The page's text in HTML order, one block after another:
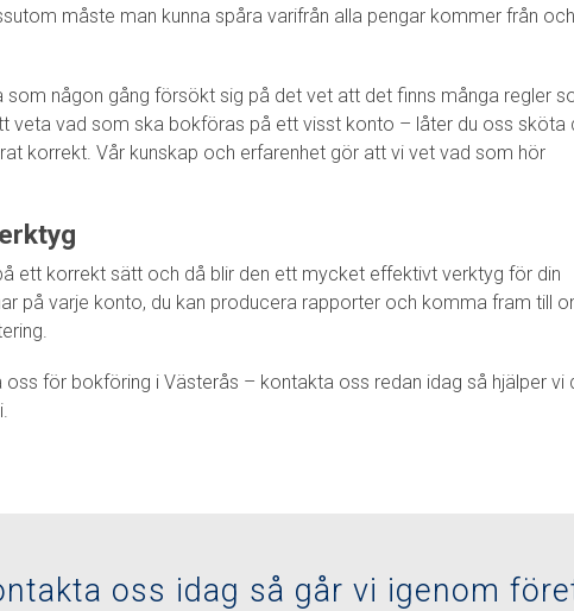
måste man kunna spåra varifrån alla pengar kommer från
som någon gång försökt sig på det vet att det finns många regler
veta vad som ska bokföras på ett visst konto – låter du oss sköta
korrekt. Vår kunskap och erfarenhet gör att vi vet vad som hör
ett korrekt sätt och då blir den ett mycket effektivt verktyg för din
på varje konto, du kan producera rapporter och komma fram till
för bokföring i Västerås – kontakta oss redan idag så hjälper vi
oss idag så går vi igenom